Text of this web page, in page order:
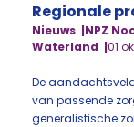
Regionale
Nieuws
NPZ
Waterland
01
De
van passende
generalistische